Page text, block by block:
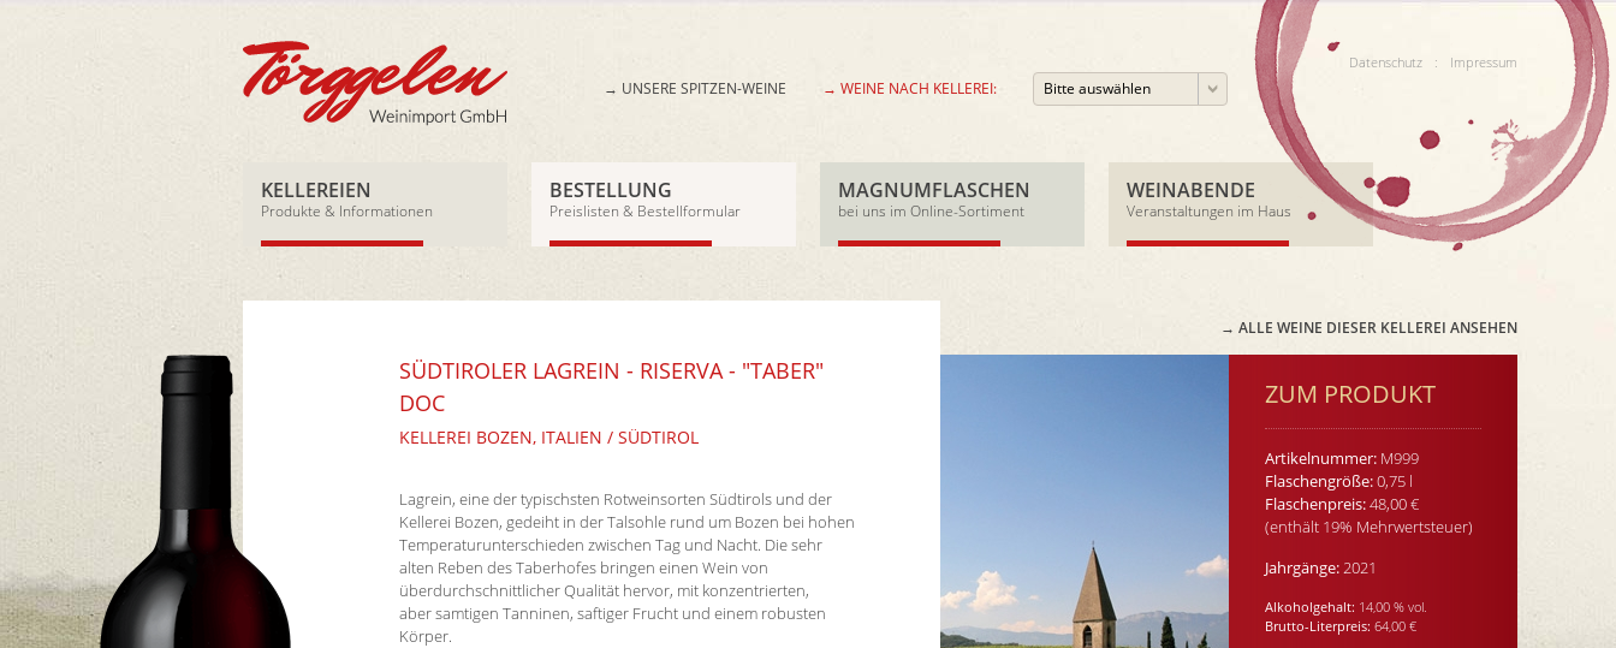
→ UNSERE SPITZEN-WEINE → WEINE NACH KELLEREI: Bitte auswählen
Datenschutz : Impressum
KELLEREIEN
Produkte & Informationen
BESTELLUNG
Preislisten & Bestellformular
MAGNUMFLASCHEN
bei uns im Online-Sortiment
WEINABENDE
Veranstaltungen im Haus
→ ALLE WEINE DIESER KELLEREI ANSEHEN
SÜDTIROLER LAGREIN - RISERVA - "TABER"
DOC
KELLEREI BOZEN, ITALIEN / SÜDTIROL
Lagrein, eine der typischsten Rotweinsorten Südtirols und der
Kellerei Bozen, gedeiht in der Talsohle rund um Bozen bei hohen
Temperaturunterschieden zwischen Tag und Nacht. Die sehr
alten Reben des Taberhofes bringen einen Wein von
überdurchschnittlicher Qualität hervor, mit konzentrierten,
aber samtigen Tanninen, saftiger Frucht und einem robusten
Körper.
ZUM PRODUKT
Artikelnummer: M999
Flaschengröße:0,75 l
Flaschenpreis:48,00 €
(enthält 19% Mehrwertsteuer)
Jahrgänge:2021
Alkoholgehalt: 14,00 % vol.
Brutto-Literpreis: 64,00 €